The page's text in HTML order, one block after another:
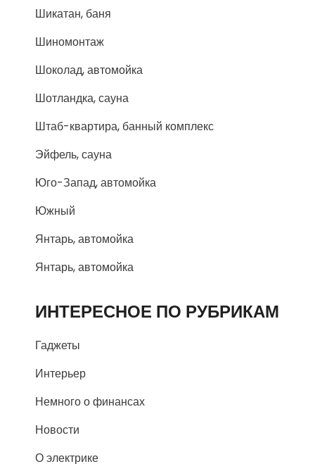
Шикатан, баня
Шиномонтаж
Шоколад, автомойка
Шотландка, сауна
Штаб-квартира, банный комплекс
Эйфель, сауна
Юго-Запад, автомойка
Южный
Янтарь, автомойка
Янтарь, автомойка
ИНТЕРЕСНОЕ ПО РУБРИКАМ
Гаджеты
Интерьер
Немного о финансах
Новости
О электрике